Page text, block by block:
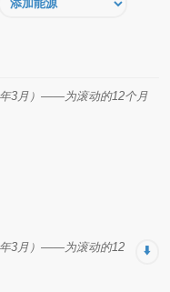
年3月）——为滚动的12个月
⬇️
年3月）——为滚动的12